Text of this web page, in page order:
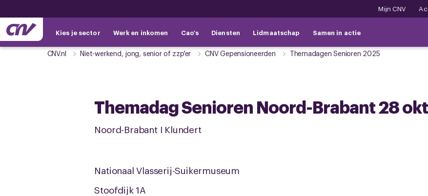
Mijn CNV
Kies je sector Werk en inkomen Cao's Diensten Lidmaatschap Samen in actie
CNV.nl Niet-werkend, jong, senior of zzp'er CNV Gepensioneerden Themadagen Senioren 2025
Themadag Senioren Noord-Brabant 28
Noord-Brabant I Klundert
Nationaal Vlasserij-Suikermuseum
Stoofdijk 1A